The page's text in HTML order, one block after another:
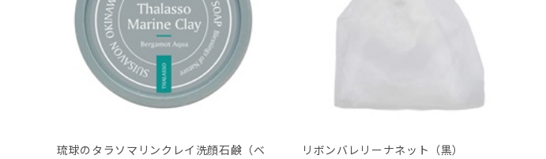
琉球のタラソマリンクレイ洗顔石鹸（ベ
リボンバレリーナネット（黒）